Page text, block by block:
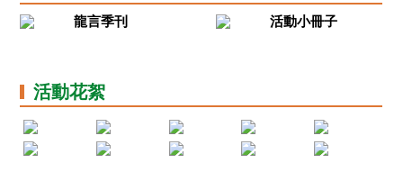
龍言季刊 活動小冊子
活動花絮